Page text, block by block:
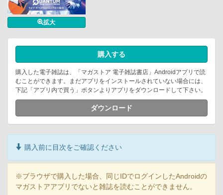
拡大
購入する
購入した電子雑誌は、「マガストア 電子雑誌書店」Androidアプリで読
むことができます。まだアプリをインストールされていない場合には、
下記「アプリ内で買う」ボタンよりアプリをダウンロードして下さい。
ダウンロード
購入前に目次をご確認ください
※ブラウザで購入した場合、同じIDでログインしたAndroidの
マガストアアプリでないと雑誌を読むことができません。